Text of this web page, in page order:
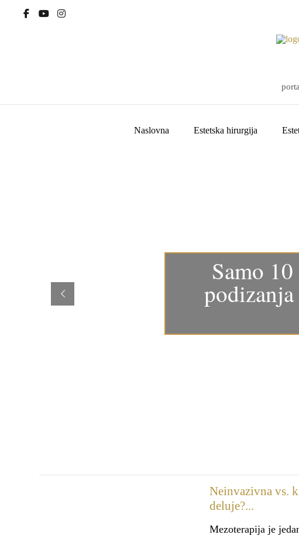
Naslovna Estetska hirurgija
Samo
Neinvazivna vs.
deluje?...
Mezoterapija je